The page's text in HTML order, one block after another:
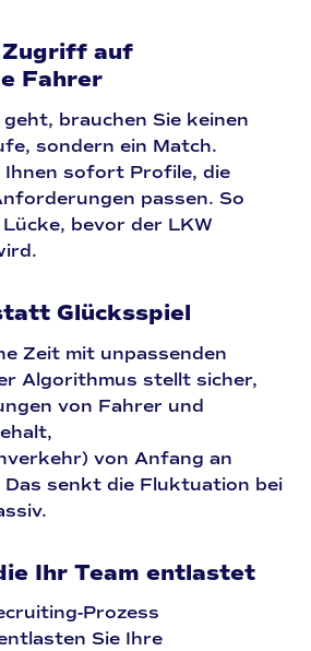
auf
Fahrer
brauchen Sie keinen
sondern ein Match.
sofort Profile, die
passen. So
bevor der LKW
Glücksspiel
Zeit mit unpassenden
Algorithmus stellt sicher,
von Fahrer und
von Anfang an
Das senkt die Fluktuation bei
Ihr Team entlastet
Prozess
Sie Ihre